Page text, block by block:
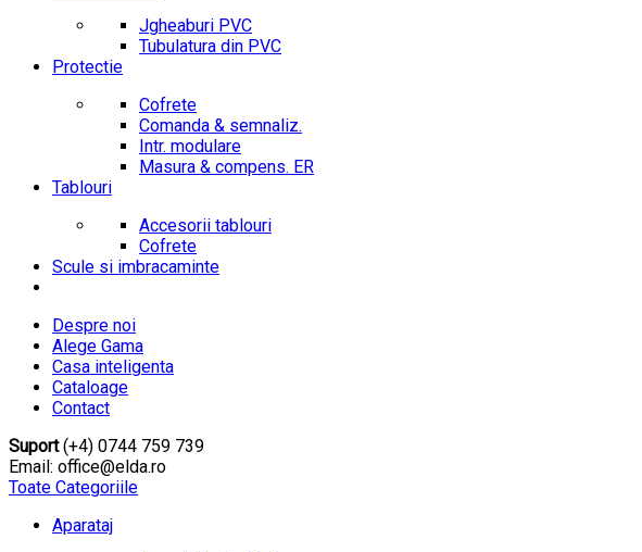
Jgheaburi PVC
Tubulatura din PVC
Protectie
Cofrete
Comanda & semnaliz.
Intr. modulare
Masura & compens. ER
Tablouri
Accesorii tablouri
Cofrete
Scule si imbracaminte
Despre noi
Alege Gama
Casa inteligenta
Cataloage
Contact
Suport(+4) 0744 759 739
Email: office@elda.ro
Toate Categoriile
Aparataj